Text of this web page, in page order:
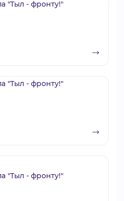
"Тыл - фронту!"
"Тыл - фронту!"
"Тыл - фронту!"